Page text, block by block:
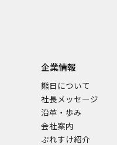
企業情報
熊日について
社長メッセージ
沿革・歩み
会社案内
ぷれすけ紹介